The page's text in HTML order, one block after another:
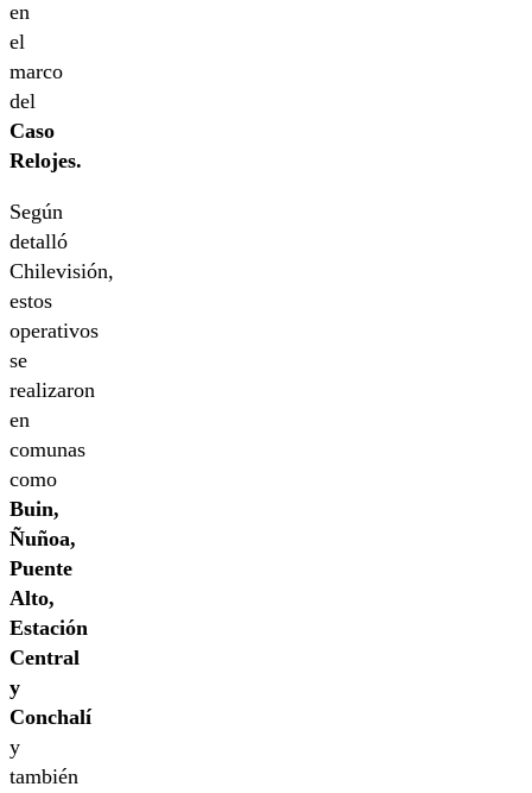
en
el
marco
del
Caso
Relojes.
Según
detalló
Chilevisión,
estos
operativos
se
realizaron
en
comunas
como
Buin,
Ñuñoa,
Puente
Alto,
Estación
Central
y
Conchalí
y
también